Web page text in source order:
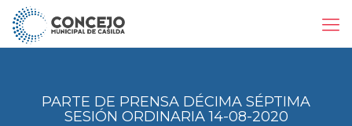
PARTE DE PRENSA DÉCIMA SÉPTIMA
SESIÓN ORDINARIA 14-08-2020